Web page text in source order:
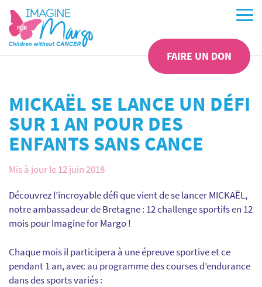
FAIRE UN DON
MICKAËL SE LANCE UN DÉFI
SUR 1 AN POUR DES
ENFANTS SANS CANCE
Mis à jour le 12 juin 2018
Découvrez l’incroyable défi que vient de se lancer MICKAËL,
notre ambassadeur de Bretagne : 12 challenge sportifs en 12
mois pour Imagine for Margo !
Chaque mois il participera à une épreuve sportive et ce
pendant 1 an, avec au programme des courses d’endurance
dans des sports variés :